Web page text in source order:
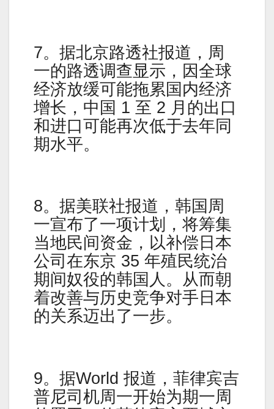
7。据北京路透社报道，周
一的路透调查显示，因全球
经济放缓可能拖累国内经济
增长，中国 1 至 2 月的出口
和进口可能再次低于去年同
期水平。
8。据美联社报道，韩国周
一宣布了一项计划，将筹集
当地民间资金，以补偿日本
公司在东京 35 年殖民统治
期间奴役的韩国人。从而朝
着改善与历史竞争对手日本
的关系迈出了一步。
9。据World 报道，菲律宾吉
普尼司机周一开始为期一周